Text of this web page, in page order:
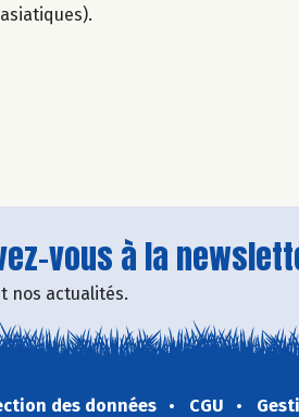
vous à la
nos actualités.
des données CGU